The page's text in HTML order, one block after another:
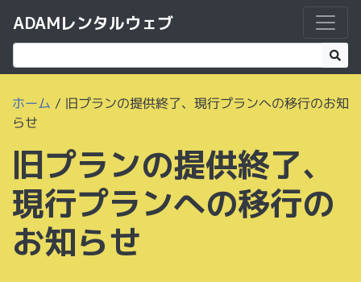
ADAMレンタルウェブ
ホーム / 旧プランの提供終了、現行プランへの移行のお知
らせ
旧プランの提供終了、
現行プランへの移行の
お知らせ